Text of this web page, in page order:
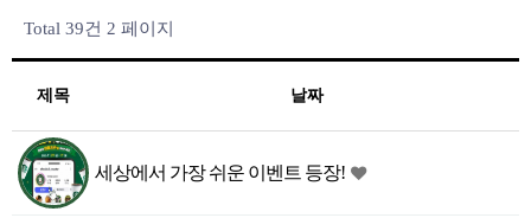
Total 39건 2 페이지
제목 날짜
세상에서 가장 쉬운 이벤트 등장!